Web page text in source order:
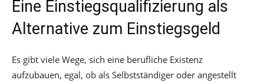
Eine Einstiegsqualifizierung als
Alternative zum Einstiegsgeld
Es gibt viele Wege, sich eine berufliche Existenz
aufzubauen, egal, ob als Selbstständiger oder angestellt